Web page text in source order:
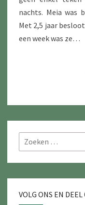
nachts. Meia was
Met 2,5 jaar
een week was ze…
Zoeken
naar:
VOLG ONS EN DEEL